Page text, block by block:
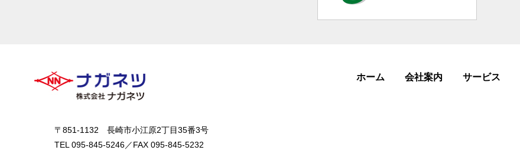
〒851-1132 長崎市小江原2丁目35番3号
TEL 095-845-5246／FAX 095-845-5232
ホーム 会社案内 サービス